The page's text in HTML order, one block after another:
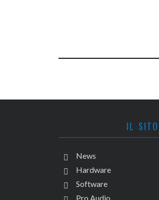
IL SITO
News
Hardware
Software
Pro Audio